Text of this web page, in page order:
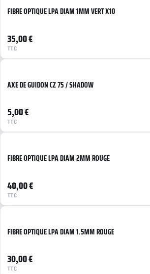
FIBRE OPTIQUE LPA DIAM 1MM VERT X10
35,00 €
TTC
AXE DE GUIDON CZ 75 / SHADOW
5,00 €
TTC
FIBRE OPTIQUE LPA DIAM 2MM ROUGE
40,00 €
TTC
FIBRE OPTIQUE LPA DIAM 1.5MM ROUGE
30,00 €
TTC